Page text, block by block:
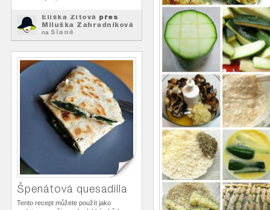
Eliška Zitová přes
Miluška Zahradníková
na Slané
Špenátová quesadilla
Tento recept můžete použít jako